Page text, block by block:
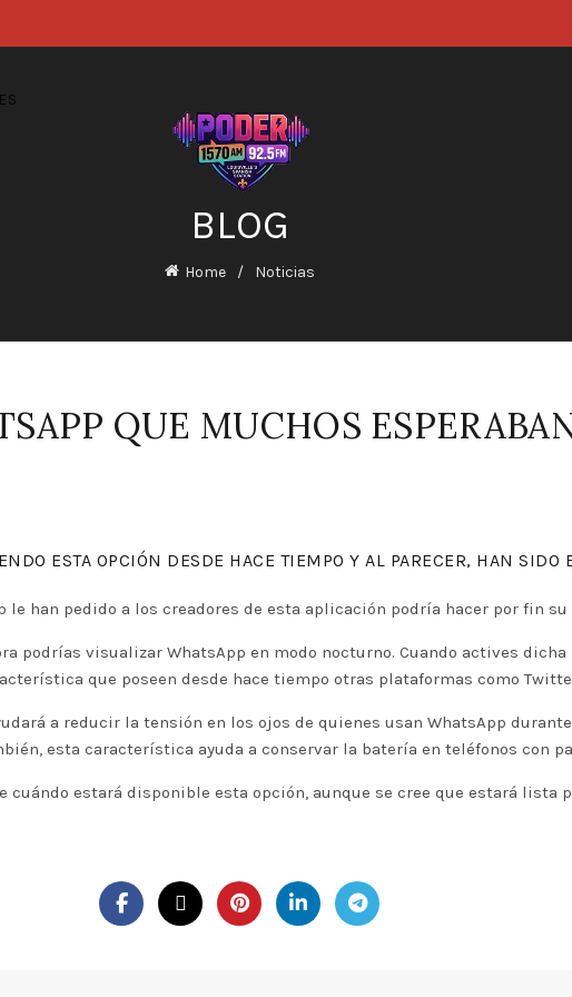
BLOG
Home Noticias
QUE MUCHOS
ESTA OPCIÓN DESDE HACE TIEMPO Y AL PARECER, HAN SIDO
le han pedido a los creadores de esta aplicación podría hacer por fin
podrías visualizar WhatsApp en modo nocturno. Cuando actives
que poseen desde hace tiempo otras plataformas como Twitter
a reducir la tensión en los ojos de quienes usan WhatsApp
esta característica ayuda a conservar la batería en teléfonos con
cuándo estará disponible esta opción, aunque se cree que estará